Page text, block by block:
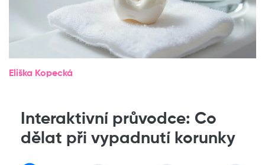
Eliška Kopecká
Interaktivní průvodce: Co
dělat při vypadnutí korunky